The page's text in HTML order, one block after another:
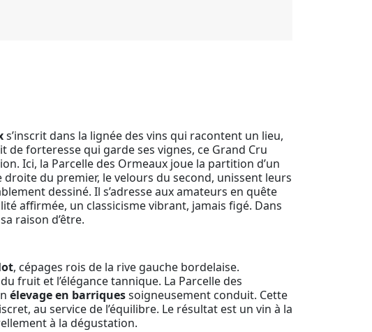
s’inscrit dans la lignée des vins qui racontent un lieu,
de forteresse qui garde ses vignes, ce Grand Cru
Ici, la Parcelle des Ormeaux joue la partition d’un
du premier, le velours du second, unissent leurs
dessiné. Il s’adresse aux amateurs en quête
affirmée, un classicisme vibrant, jamais figé. Dans
raison d’être.
, cépages rois de la rive gauche bordelaise.
fruit et l’élégance tannique. La Parcelle des
élevage en barriquessoigneusement conduit. Cette
au service de l’équilibre. Le résultat est un vin à la
à la dégustation.